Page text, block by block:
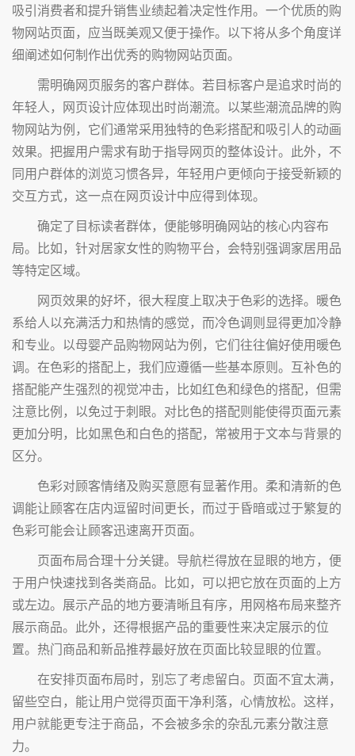
吸引消费者和提升销售业绩起着决定性作用。一个优质的购
物网站页面，应当既美观又便于操作。以下将从多个角度详
细阐述如何制作出优秀的购物网站页面。
需明确网页服务的客户群体。若目标客户是追求时尚的
年轻人，网页设计应体现出时尚潮流。以某些潮流品牌的购
物网站为例，它们通常采用独特的色彩搭配和吸引人的动画
效果。把握用户需求有助于指导网页的整体设计。此外，不
同用户群体的浏览习惯各异，年轻用户更倾向于接受新颖的
交互方式，这一点在网页设计中应得到体现。
确定了目标读者群体，便能够明确网站的核心内容布
局。比如，针对居家女性的购物平台，会特别强调家居用品
等特定区域。
网页效果的好坏，很大程度上取决于色彩的选择。暖色
系给人以充满活力和热情的感觉，而冷色调则显得更加冷静
和专业。以母婴产品购物网站为例，它们往往偏好使用暖色
调。在色彩的搭配上，我们应遵循一些基本原则。互补色的
搭配能产生强烈的视觉冲击，比如红色和绿色的搭配，但需
注意比例，以免过于刺眼。对比色的搭配则能使得页面元素
更加分明，比如黑色和白色的搭配，常被用于文本与背景的
区分。
色彩对顾客情绪及购买意愿有显著作用。柔和清新的色
调能让顾客在店内逗留时间更长，而过于昏暗或过于繁复的
色彩可能会让顾客迅速离开页面。
页面布局合理十分关键。导航栏得放在显眼的地方，便
于用户快速找到各类商品。比如，可以把它放在页面的上方
或左边。展示产品的地方要清晰且有序，用网格布局来整齐
展示商品。此外，还得根据产品的重要性来决定展示的位
置。热门商品和新品推荐最好放在页面比较显眼的位置。
在安排页面布局时，别忘了考虑留白。页面不宜太满，
留些空白，能让用户觉得页面干净利落，心情放松。这样，
用户就能更专注于商品，不会被多余的杂乱元素分散注意
力。